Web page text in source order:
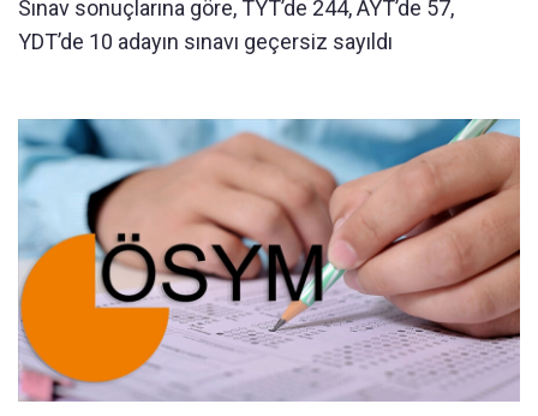
Sınav sonuçlarına göre, TYT’de 244, AYT’de 57,
YDT’de 10 adayın sınavı geçersiz sayıldı